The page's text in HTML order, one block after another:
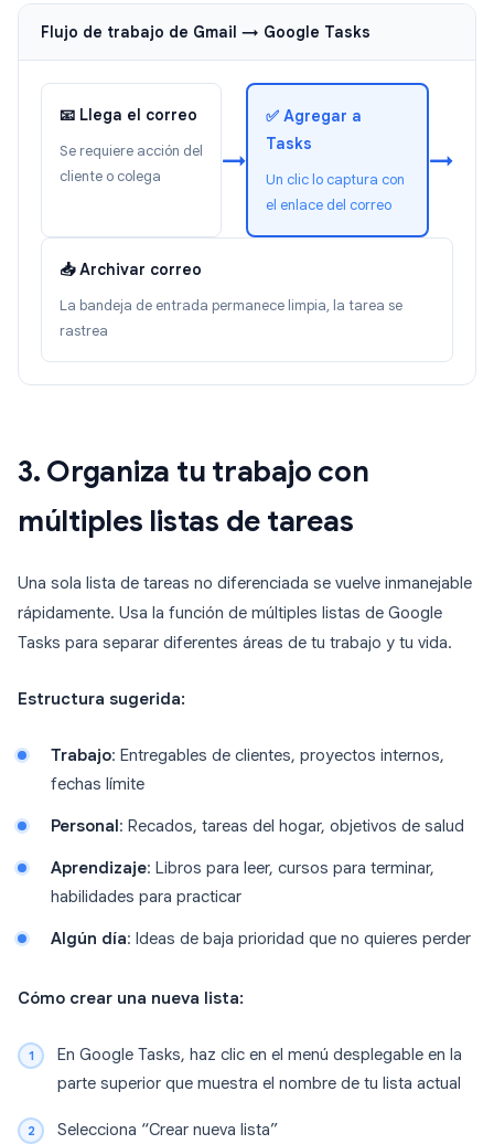
Flujo de trabajo de Gmail → Google Tasks
📧 Llega el correo
Se requiere acción del
cliente o colega
→
✅ Agregar a
Tasks
Un clic lo captura con
el enlace del correo
→
📥 Archivar correo
La bandeja de entrada permanece limpia, la tarea se
rastrea
3. Organiza tu trabajo con
múltiples listas de tareas
Una sola lista de tareas no diferenciada se vuelve inmanejable
rápidamente. Usa la función de múltiples listas de Google
Tasks para separar diferentes áreas de tu trabajo y tu vida.
Estructura sugerida:
Trabajo: Entregables de clientes, proyectos internos,
fechas límite
Personal : Recados, tareas del hogar, objetivos de salud
Aprendizaje: Libros para leer, cursos para terminar,
habilidades para practicar
Algún día: Ideas de baja prioridad que no quieres perder
Cómo crear una nueva lista:
En Google Tasks, haz clic en el menú desplegable en la
parte superior que muestra el nombre de tu lista actual
Selecciona “Crear nueva lista”